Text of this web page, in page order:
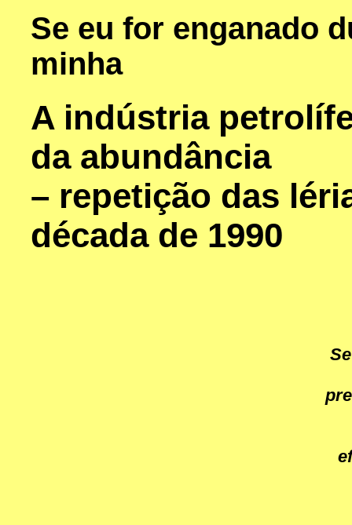
Se eu for enganado
minha
A indústria
da abundância
– repetição das
década de 1990